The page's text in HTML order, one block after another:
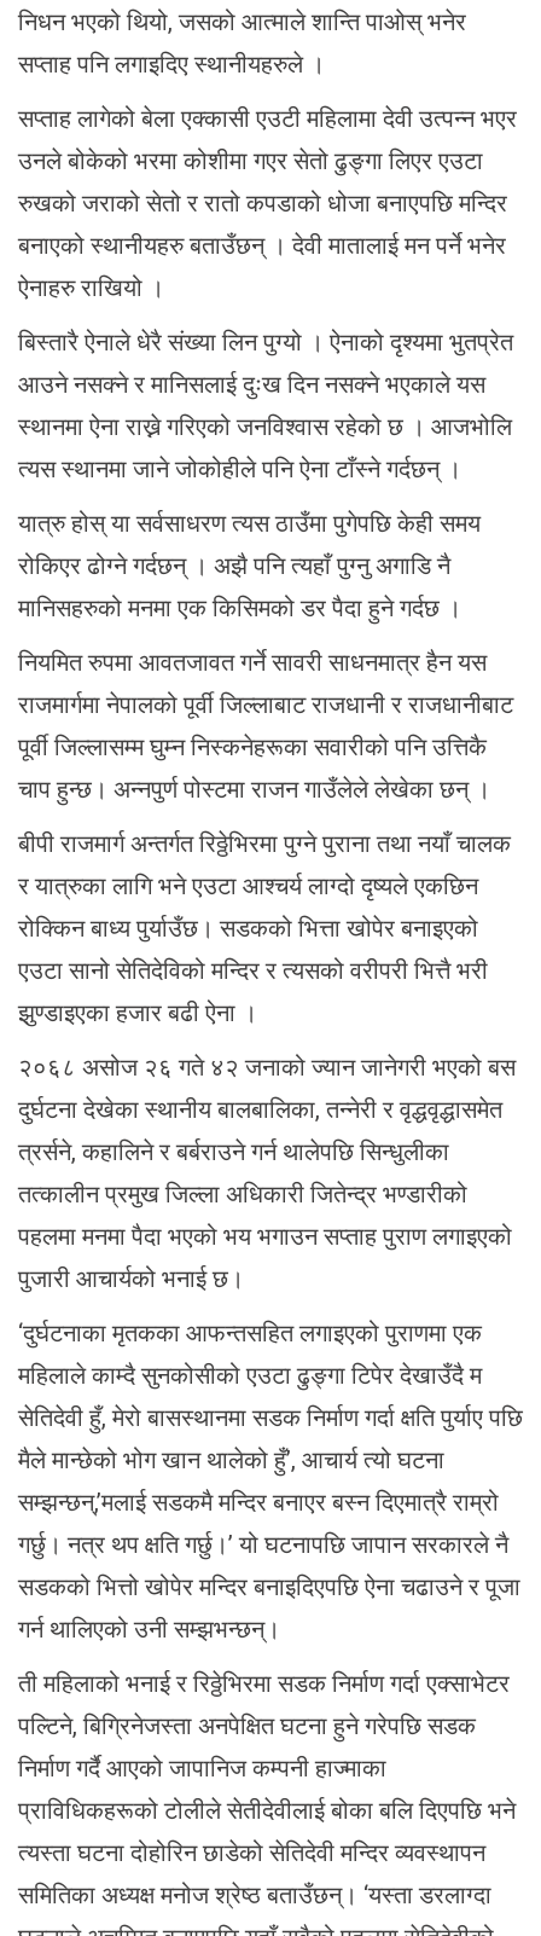
निधन भएको थियो, जसको आत्माले शान्ति पाओस् भनेर
सप्ताह पनि लगाइदिए स्थानीयहरुले ।
सप्ताह लागेको बेला एक्कासी एउटी महिलामा देवी उत्पन्न भएर
उनले बोकेको भरमा कोशीमा गएर सेतो ढुङ्गा लिएर एउटा
रुखको जराको सेतो र रातो कपडाको धोजा बनाएपछि मन्दिर
बनाएको स्थानीयहरु बताउँछन् । देवी मातालाई मन पर्ने भनेर
ऐनाहरु राखियो ।
बिस्तारै ऐनाले धेरै संख्या लिन पुग्यो । ऐनाको दृश्यमा भुतप्रेत
आउने नसक्ने र मानिसलाई दुःख दिन नसक्ने भएकाले यस
स्थानमा ऐना राख्ने गरिएको जनविश्वास रहेको छ । आजभोलि
त्यस स्थानमा जाने जोकोहीले पनि ऐना टाँस्ने गर्दछन् ।
यात्रु होस् या सर्वसाधरण त्यस ठाउँमा पुगेपछि केही समय
रोकिएर ढोग्ने गर्दछन् । अझै पनि त्यहाँ पुग्नु अगाडि नै
मानिसहरुको मनमा एक किसिमको डर पैदा हुने गर्दछ ।
नियमित रुपमा आवतजावत गर्ने सावरी साधनमात्र हैन यस
राजमार्गमा नेपालको पूर्वी जिल्लाबाट राजधानी र राजधानीबाट
पूर्वी जिल्लासम्म घुम्न निस्कनेहरूका सवारीको पनि उत्तिकै
चाप हुन्छ। अन्नपुर्ण पोस्टमा राजन गाउँलेले लेखेका छन् ।
बीपी राजमार्ग अन्तर्गत रिठ्ठेभिरमा पुग्ने पुराना तथा नयाँ चालक
र यात्रुका लागि भने एउटा आश्चर्य लाग्दो दृष्यले एकछिन
रोक्किन बाध्य पुर्याउँछ। सडकको भित्ता खोपेर बनाइएको
एउटा सानो सेतिदेविको मन्दिर र त्यसको वरीपरी भित्तै भरी
झुण्डाइएका हजार बढी ऐना ।
२०६८ असोज २६ गते ४२ जनाको ज्यान जानेगरी भएको बस
दुर्घटना देखेका स्थानीय बालबालिका, तन्नेरी र वृद्धवृद्धासमेत
त्रर्सने, कहालिने र बर्बराउने गर्न थालेपछि सिन्धुलीका
तत्कालीन प्रमुख जिल्ला अधिकारी जितेन्द्र भण्डारीको
पहलमा मनमा पैदा भएको भय भगाउन सप्ताह पुराण लगाइएको
पुजारी आचार्यको भनाई छ।
‘दुर्घटनाका मृतकका आफन्तसहित लगाइएको पुराणमा एक
महिलाले काम्दै सुनकोसीको एउटा ढुङ्गा टिपेर देखाउँदै म
सेतिदेवी हुँ, मेरो बासस्थानमा सडक निर्माण गर्दा क्षति पुर्याए पछि
मैले मान्छेको भोग खान थालेको हुँ’, आचार्य त्यो घटना
सम्झन्छन्,’मलाई सडकमै मन्दिर बनाएर बस्न दिएमात्रै राम्रो
गर्छु। नत्र थप क्षति गर्छु।’ यो घटनापछि जापान सरकारले नै
सडकको भित्तो खोपेर मन्दिर बनाइदिएपछि ऐना चढाउने र पूजा
गर्न थालिएको उनी सम्झभन्छन्।
ती महिलाको भनाई र रिठ्ठेभिरमा सडक निर्माण गर्दा एक्साभेटर
पल्टिने, बिग्रिनेजस्ता अनपेक्षित घटना हुने गरेपछि सडक
निर्माण गर्दै आएको जापानिज कम्पनी हाज्माका
प्राविधिकहरूको टोलीले सेतीदेवीलाई बोका बलि दिएपछि भने
त्यस्ता घटना दोहोरिन छाडेको सेतिदेवी मन्दिर व्यवस्थापन
समितिका अध्यक्ष मनोज श्रेष्ठ बताउँछन्। ‘यस्ता डरलाग्दा